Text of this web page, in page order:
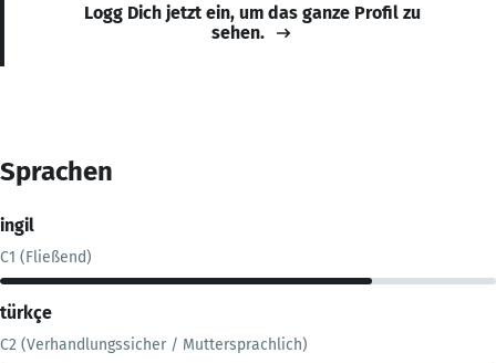
Logg Dich jetzt ein, um das ganze Profil zu
sehen.
Sprachen
ingil
C1 (Fließend)
türkçe
C2 (Verhandlungssicher / Muttersprachlich)